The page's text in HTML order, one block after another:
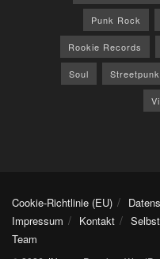
Punk Rock
Rookie Records
Soul Streetpunk
Cookie-Richtlinie (EU)
Impressum
Kontakt
Team